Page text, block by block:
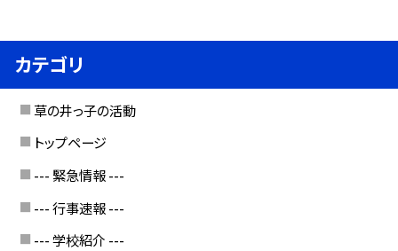
カテゴリ
草の井っ子の活動
トップページ
--- 緊急情報 ---
--- 行事速報 ---
--- 学校紹介 ---